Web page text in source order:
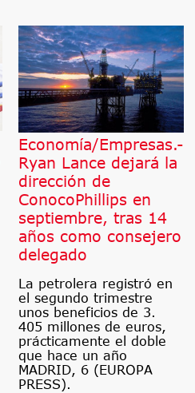
Economía/Empresas.-
Ryan Lance dejará la
dirección de
ConocoPhillips en
septiembre, tras 14
años como consejero
delegado
La petrolera registró en
el segundo trimestre
unos beneficios de 3.
405 millones de euros,
prácticamente el doble
que hace un año
MADRID, 6 (EUROPA
PRESS).